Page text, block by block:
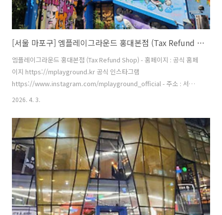
[서울 마포구] 엠플레이그라운드 홍대본점 (Tax Refund Shop)
엠플레이그라운드 홍대본점 (Tax Refund Shop) - 홈페이지 : 공식 홈페
이지 https://mplayground.kr 공식 인스타그램
https://www.instagram.com/mplayground_official - 주소 : 서울
특별시 마포구 어울마당로 94 (서교동)파란색 컨테이너가 시그니처인 캐
의 스트릿 감성이 느껴지는 인테리어 및 외관으로 방문 고객들이 브랜드
의 독특한 스타일을 직관적으로 경험할 수 있도록 구성되어 있다. 시즌별
로 다양한 패션 아이템을 선보이며, 특히 10대에서 30대까지의 젊은 소
비자들을 겨냥한 제품군을 강조하고 있다. 트렌디한 의류뿐만 아니라 액
세서리, 잡화 등 다양한 상품을 판매하고 있다. ※..
2026. 4. 3.